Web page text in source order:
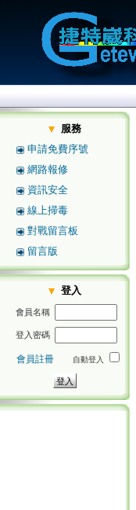
服務
申請免費序號
網路報修
資訊安全
線上掃毒
對戰留言板
留言版
登入
會員名稱
登入密碼
會員註冊 自動登入